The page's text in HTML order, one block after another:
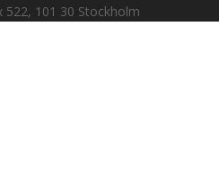
522, 101 30 Stockholm